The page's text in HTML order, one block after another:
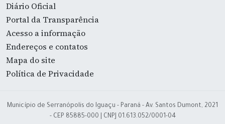
Diário Oficial
Portal da Transparência
Acesso a informação
Endereços e contatos
Mapa do site
Política de Privacidade
Município de Serranópolis do Iguaçu - Paraná - Av. Santos Dumont, 2021
- CEP 85885-000 | CNPJ 01.613.052/0001-04